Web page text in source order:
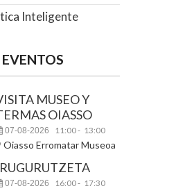
Inteligente
MUSEO Y
OIASSO
07-08-2026 11:00- 13:00
Oiasso Erromatar Museoa
07-08-2026 16:00- 17:30